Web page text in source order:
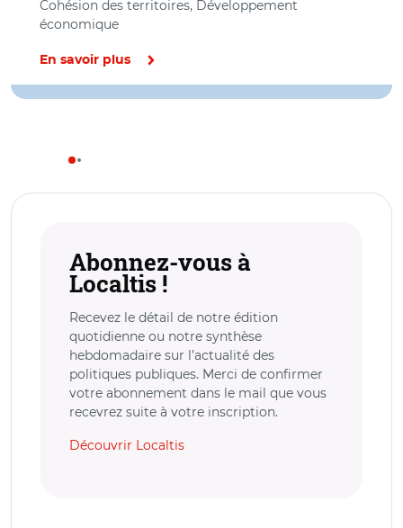
Cohésion des territoires, Développement
économique
En savoir plus
Abonnez-vous à
Localtis !
Recevez le détail de notre édition
quotidienne ou notre synthèse
hebdomadaire sur l’actualité des
politiques publiques. Merci de confirmer
votre abonnement dans le mail que vous
recevrez suite à votre inscription.
Découvrir Localtis